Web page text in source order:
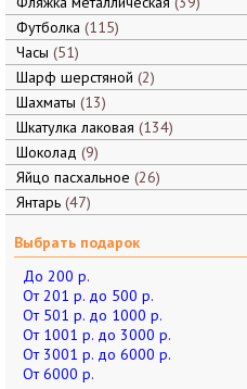
Футболка 115
Часы 51
Шарф шерстяной 2
Шахматы 13
Шкатулка лаковая 134
Шоколад 9
Яйцо пасхальное 26
Янтарь 47
Выбрать подарок
До 200 р.
От 201 р. до 500 р.
От 501 р. до 1000 р.
От 1001 р. до 3000 р.
От 3001 р. до 6000 р.
От 6000 р.